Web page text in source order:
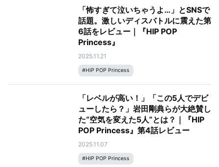
「怖すぎて泣いちゃうよ…」とSNSで
話題。激しいディスバトルに震えた第
6話をレビュー｜『HIP POP
Princess』
2025.11.21
#HIP POP Princess
「レベルが高い！」「この5人でデビ
ューしたら？」岩田剛典らが大絶賛し
た“空気を変えた5人”とは？｜『HIP
POP Princess』第4話レビュー
2025.11.07
#HIP POP Princess